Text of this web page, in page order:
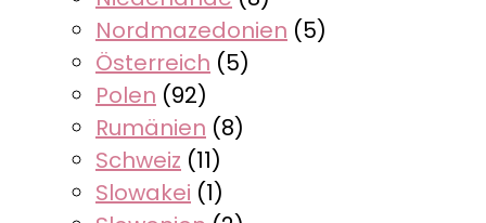
Nordmazedonien (5)
Österreich (5)
Polen (92)
Rumänien (8)
Schweiz (11)
Slowakei (1)